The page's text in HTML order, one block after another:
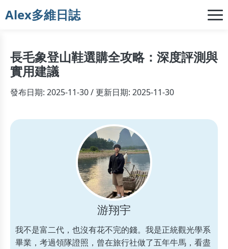
Alex多維日誌
長毛象登山鞋選購全攻略：深度評測與
實用建議
發布日期: 2025-11-30 / 更新日期: 2025-11-30
游翔宇
我不是富二代，也沒有花不完的錢。我是正統觀光學系
畢業，考過領隊證照，曾在旅行社做了五年牛馬，看盡